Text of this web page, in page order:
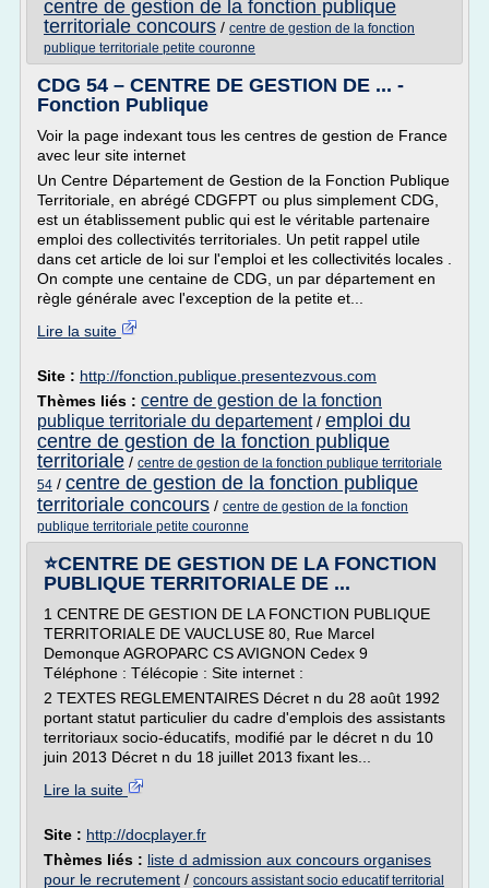
centre de gestion de la fonction publique
territoriale concours / centre de gestion de la fonction
publique territoriale petite couronne
CDG 54 – CENTRE DE GESTION DE ... -
Fonction Publique
Voir la page indexant tous les centres de gestion de France
avec leur site internet
Un Centre Département de Gestion de la Fonction Publique
Territoriale, en abrégé CDGFPT ou plus simplement CDG,
est un établissement public qui est le véritable partenaire
emploi des collectivités territoriales. Un petit rappel utile
dans cet article de loi sur l'emploi et les collectivités locales .
On compte une centaine de CDG, un par département en
règle générale avec l'exception de la petite et...
Lire la suite
Site : http://fonction.publique.presentezvous.com
Thèmes liés : centre de gestion de la fonction
publique territoriale du departement/ emploi du
centre de gestion de la fonction publique
territoriale / centre de gestion de la fonction publique territoriale
54 / centre de gestion de la fonction publique
territoriale concours / centre de gestion de la fonction
publique territoriale petite couronne
⭐CENTRE DE GESTION DE LA FONCTION
PUBLIQUE TERRITORIALE DE ...
1 CENTRE DE GESTION DE LA FONCTION PUBLIQUE
TERRITORIALE DE VAUCLUSE 80, Rue Marcel
Demonque AGROPARC CS AVIGNON Cedex 9
Téléphone : Télécopie : Site internet :
2 TEXTES REGLEMENTAIRES Décret n du 28 août 1992
portant statut particulier du cadre d'emplois des assistants
territoriaux socio-éducatifs, modifié par le décret n du 10
juin 2013 Décret n du 18 juillet 2013 fixant les...
Lire la suite
Site : http://docplayer.fr
Thèmes liés : liste d admission aux concours organises
pour le recrutement / concours assistant socio educatif territorial